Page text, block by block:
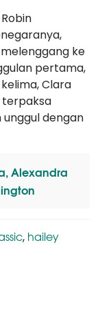
ke
pertama,
Clara
terpaksa
dengan
Alexandra
, hailey